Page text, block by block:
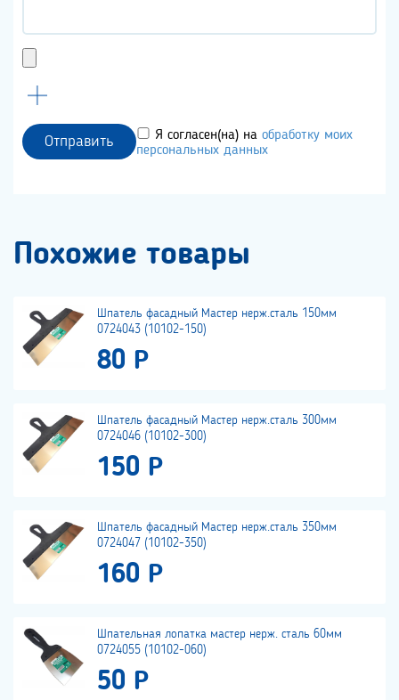
Отправить Я согласен(на) на обработку моих
персональных данных
Похожие товары
Шпатель фасадный Мастер нерж.сталь 150мм
0724043 (10102-150)
80 Р
Шпатель фасадный Мастер нерж.сталь 300мм
0724046 (10102-300)
150 Р
Шпатель фасадный Мастер нерж.сталь 350мм
0724047 (10102-350)
160 Р
Шпательная лопатка мастер нерж. сталь 60мм
0724055 (10102-060)
50 Р